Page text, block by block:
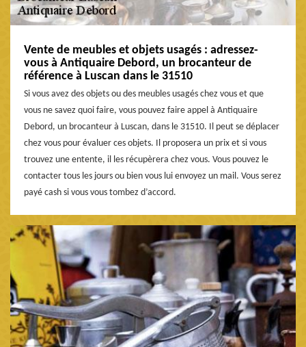
Vente de meubles et objets usagés : adressez-
vous à Antiquaire Debord, un brocanteur de
référence à Luscan dans le 31510
Si vous avez des objets ou des meubles usagés chez vous et que
vous ne savez quoi faire, vous pouvez faire appel à Antiquaire
Debord, un brocanteur à Luscan, dans le 31510. Il peut se déplacer
chez vous pour évaluer ces objets. Il proposera un prix et si vous
trouvez une entente, il les récupèrera chez vous. Vous pouvez le
contacter tous les jours ou bien vous lui envoyez un mail. Vous serez
payé cash si vous vous tombez d’accord.